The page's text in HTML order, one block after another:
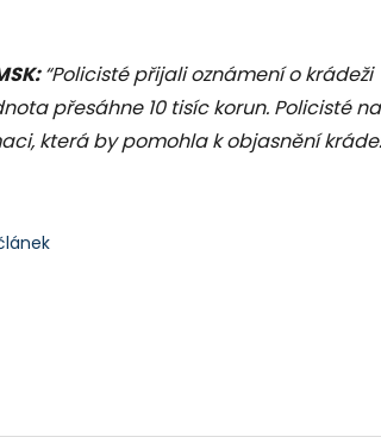
“Policisté přijali oznámení o krádeži
přesáhne 10 tisíc korun. Policisté na
která by pomohla k objasnění